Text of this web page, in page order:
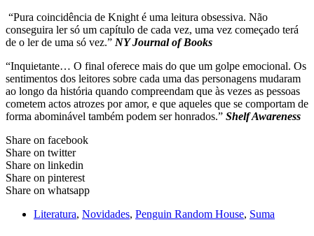
“Pura coincidência de Knight é uma leitura obsessiva. Não
conseguira ler só um capítulo de cada vez, uma vez começado terá
de o ler de uma só vez.” NY Journal of Books
“Inquietante… O final oferece mais do que um golpe emocional. Os
sentimentos dos leitores sobre cada uma das personagens mudaram
ao longo da história quando compreendam que às vezes as pessoas
cometem actos atrozes por amor, e que aqueles que se comportam de
forma abominável também podem ser honrados.” Shelf Awareness
Share on facebook
Share on twitter
Share on linkedin
Share on pinterest
Share on whatsapp
Literatura, Novidades, Penguin Random House, Suma